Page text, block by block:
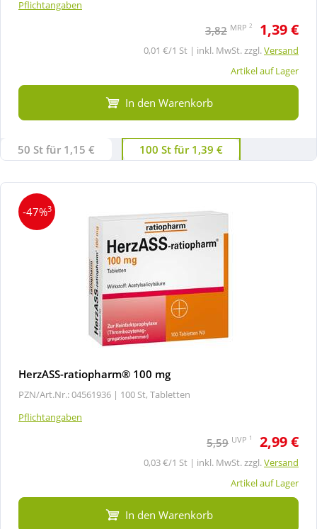
Pflichtangaben
3,82 MRP 2 1,39 €
0,01 €/1 St | inkl. MwSt. zzgl.Versand
Artikel auf Lager
In den Warenkorb
50 St für 1,15 € 100 St für 1,39 €
-47%3
HerzASS-ratiopharm® 100 mg
PZN/Art.Nr.: 04561936 | 100 St, Tabletten
Pflichtangaben
5,59 UVP 1 2,99 €
0,03 €/1 St | inkl. MwSt. zzgl.Versand
Artikel auf Lager
In den Warenkorb